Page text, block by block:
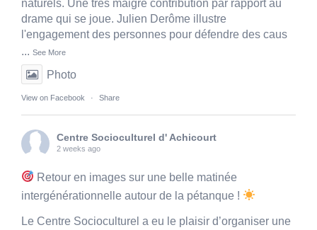
naturels. Une très maigre contribution par rapport au
drame qui se joue. Julien Derôme illustre
l'engagement des personnes pour défendre des caus
... See More
Photo
View on Facebook · Share
Centre Socioculturel d' Achicourt
2 weeks ago
Retour en images sur une belle matinée
intergénérationnelle autour de la pétanque !
Le Centre Socioculturel a eu le plaisir d’organiser une